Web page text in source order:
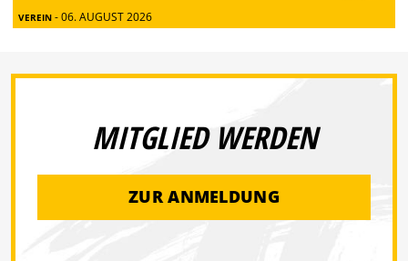
VEREIN - 06. AUGUST 2026
MITGLIED WERDEN
ZUR ANMELDUNG